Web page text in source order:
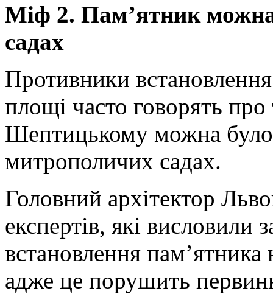
Міф 2. Пам’ятник
садах
Противники
площі часто говорять
Шептицькому можна було
митрополичих садах.
Головний архітектор
експертів, які висловили
встановлення
адже це порушить